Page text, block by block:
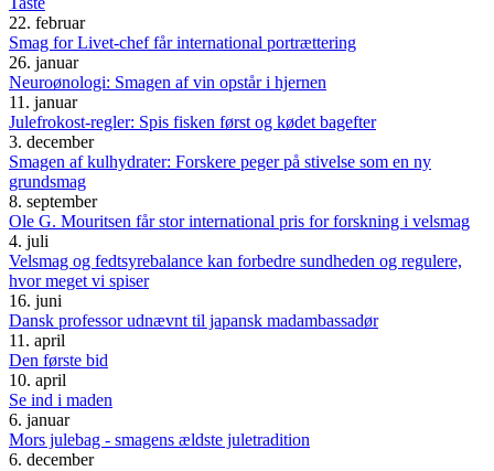
22. februar
Smag for Livet-chef får international portrættering
26. januar
Neuroønologi: Smagen af vin opstår i hjernen
11. januar
Julefrokost-regler: Spis fisken først og kødet bagefter
3. december
Smagen af kulhydrater: Forskere peger på stivelse som en ny
grundsmag
8. september
Ole G. Mouritsen får stor international pris for forskning i velsmag
4. juli
Velsmag og fedtsyrebalance kan forbedre sundheden og regulere,
hvor meget vi spiser
16. juni
Dansk professor udnævnt til japansk madambassadør
11. april
Den første bid
10. april
Se ind i maden
6. januar
Mors julebag - smagens ældste juletradition
6. december